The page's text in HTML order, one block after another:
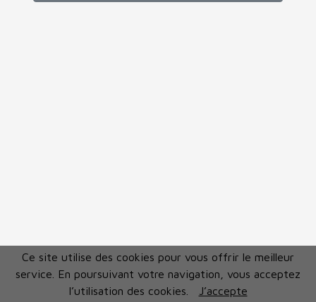
Ce site utilise des cookies pour vous offrir le meilleur
service. En poursuivant votre navigation, vous acceptez
l’utilisation des cookies.
J’accepte